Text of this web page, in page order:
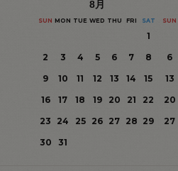
8月
SUN MON TUE WED THU FRI SAT
1
2
3 4 5 6 7
8
9
10 11 12 13 14
15
16
17 18 19 20 21
22
23
24 25 26 27 28 29
30
31
SUN
6
13
20
27